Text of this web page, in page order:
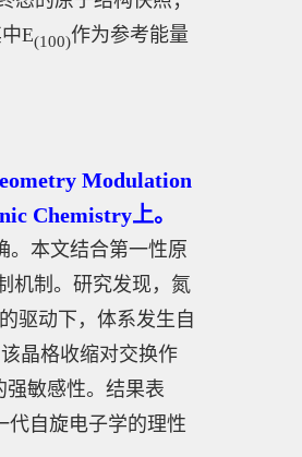
E(100)作为参考能量
Modulation
Chemistry上。
。本文结合第一性原
机制。研究发现，氮
驱动下，体系发生自
晶格收缩对交换作
强敏感性。结果表
代自旋电子学的理性